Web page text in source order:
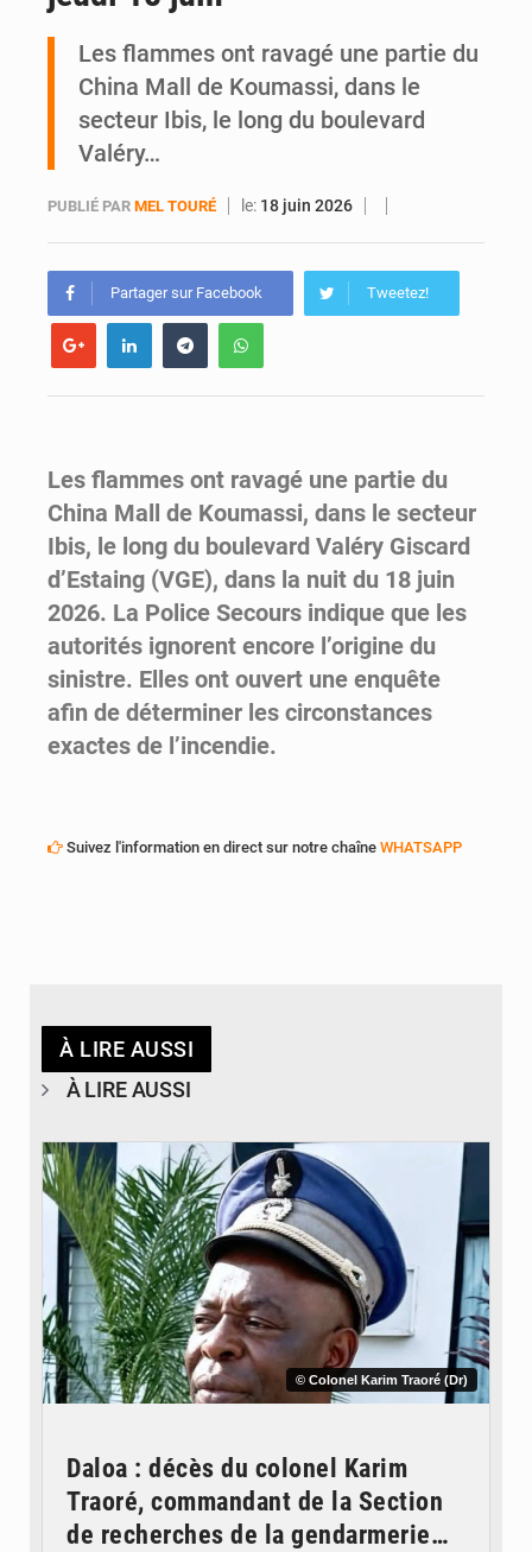
Les flammes ont ravagé une partie du
China Mall de Koumassi, dans le
secteur Ibis, le long du boulevard
Valéry…
PUBLIÉ PAR MEL TOURÉ le: 18 juin 2026
Partager sur Facebook Tweetez!
Les flammes ont ravagé une partie du
China Mall de Koumassi, dans le secteur
Ibis, le long du boulevard Valéry Giscard
d’Estaing (VGE), dans la nuit du 18 juin
2026. La Police Secours indique que les
autorités ignorent encore l’origine du
sinistre. Elles ont ouvert une enquête
afin de déterminer les circonstances
exactes de l’incendie.
Suivez l'information en direct sur notre chaîne WHATSAPP
À LIRE AUSSI
À LIRE AUSSI
© Colonel Karim Traoré (Dr)
Daloa : décès du colonel Karim
Traoré, commandant de la Section
de recherches de la gendarmerie